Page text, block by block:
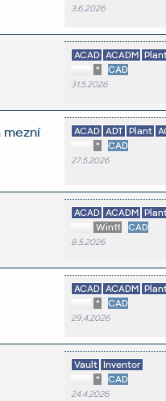
3.6.2026
ACAD ACADM
*
CAD
31.5.2026
mezní
ACAD ADT Plant
*
CAD
27.5.2026
ACAD ACADM
Win11
CAD
8.5.2026
ACAD ACADM
*
CAD
29.4.2026
Vault Inventor
*
CAD
24.4.2026